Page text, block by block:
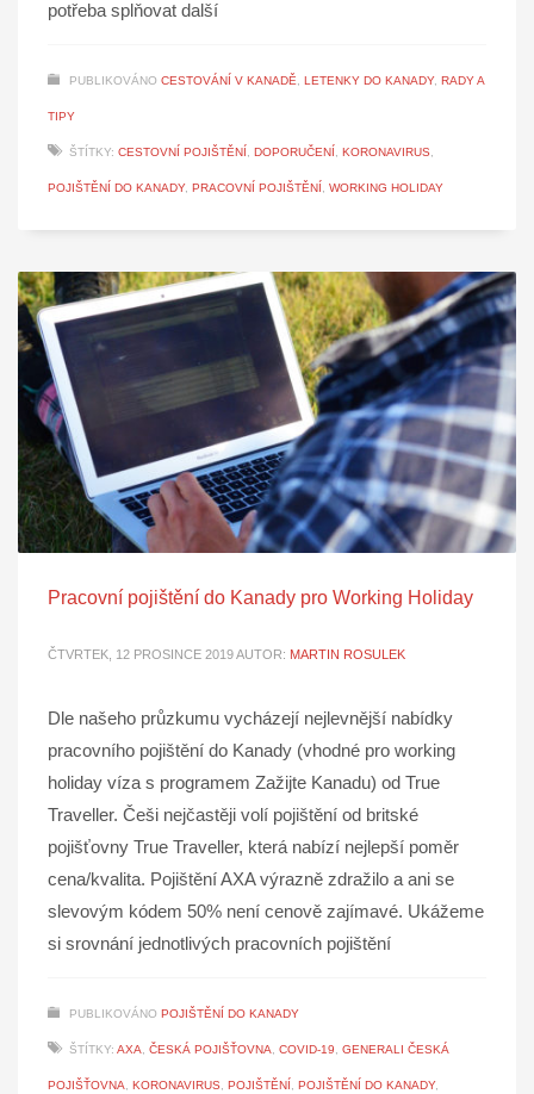
potřeba splňovat další
PUBLIKOVÁNO CESTOVÁNÍ V KANADĚ, LETENKY DO KANADY, RADY A
TIPY
ŠTÍTKY: CESTOVNÍ POJIŠTĚNÍ, DOPORUČENÍ, KORONAVIRUS,
POJIŠTĚNÍ DO KANADY, PRACOVNÍ POJIŠTĚNÍ, WORKING HOLIDAY
Pracovní pojištění do Kanady pro Working Holiday
ČTVRTEK, 12 PROSINCE 2019AUTOR: MARTIN ROSULEK
Dle našeho průzkumu vycházejí nejlevnější nabídky
pracovního pojištění do Kanady (vhodné pro working
holiday víza s programem Zažijte Kanadu) od True
Traveller. Češi nejčastěji volí pojištění od britské
pojišťovny True Traveller, která nabízí nejlepší poměr
cena/kvalita. Pojištění AXA výrazně zdražilo a ani se
slevovým kódem 50% není cenově zajímavé. Ukážeme
si srovnání jednotlivých pracovních pojištění
PUBLIKOVÁNO POJIŠTĚNÍ DO KANADY
ŠTÍTKY: AXA, ČESKÁ POJIŠŤOVNA, COVID-19, GENERALI ČESKÁ
POJIŠŤOVNA, KORONAVIRUS, POJIŠTĚNÍ, POJIŠTĚNÍ DO KANADY,